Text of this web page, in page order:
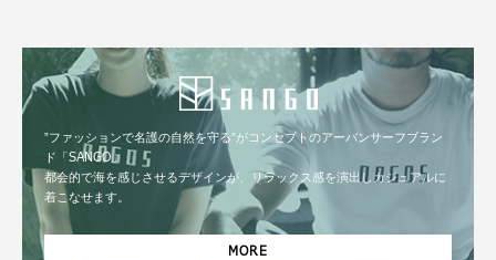
”ファッションで名護の自然を守る”がコンセプトのアーバンサーフブラン
ド「SANGO」
都会的で海を感じさせるデザインが、リラックス感を演出しカジュアルに
着こなせます。
MORE